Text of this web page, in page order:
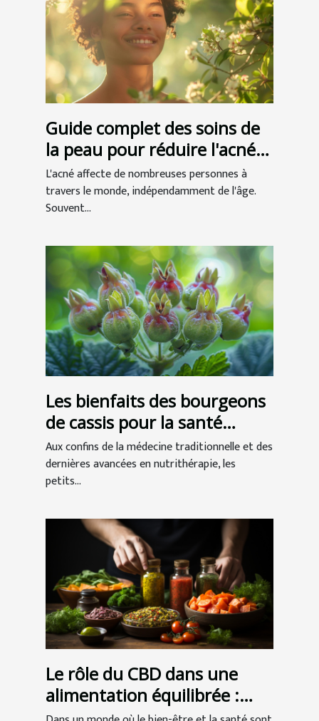
Guide complet des soins de
la peau pour réduire l'acné
naturellement
L'acné affecte de nombreuses personnes à
travers le monde, indépendamment de l'âge.
Souvent...
Les bienfaits des bourgeons
de cassis pour la santé
musculaire et articulaire
Aux confins de la médecine traditionnelle et des
dernières avancées en nutrithérapie, les
petits...
Le rôle du CBD dans une
alimentation équilibrée :